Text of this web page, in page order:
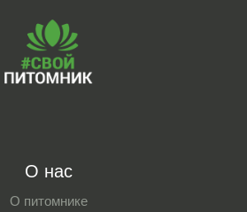
О нас
О питомнике